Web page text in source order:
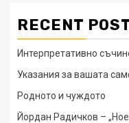
RECENT
Интерпретативно
Указания за вашата
Родното и чуждото
Йордан Радичков –